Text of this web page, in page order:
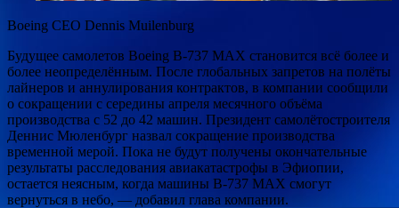
Boeing CEO Dennis Muilenburg
Будущее самолетов Boeing B-737 МАХ становится всё более и
более неопределённым. После глобальных запретов на полёты
лайнеров и аннулирования контрактов, в компании сообщили
о сокращении с середины апреля месячного объёма
производства с 52 до 42 машин. Президент самолётостроителя
Деннис Мюленбург назвал сокращение производства
временной мерой. Пока не будут получены окончательные
результаты расследования авиакатастрофы в Эфиопии,
остается неясным, когда машины B-737 МАХ смогут
вернуться в небо, — добавил глава компании.